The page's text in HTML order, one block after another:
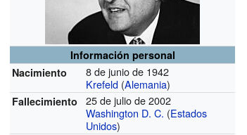
Información personal
Nacimiento
8 de junio de 1942
Krefeld (Alemania)
Fallecimiento
25 de julio de 2002
Washington D. C. (Estados
Unidos)